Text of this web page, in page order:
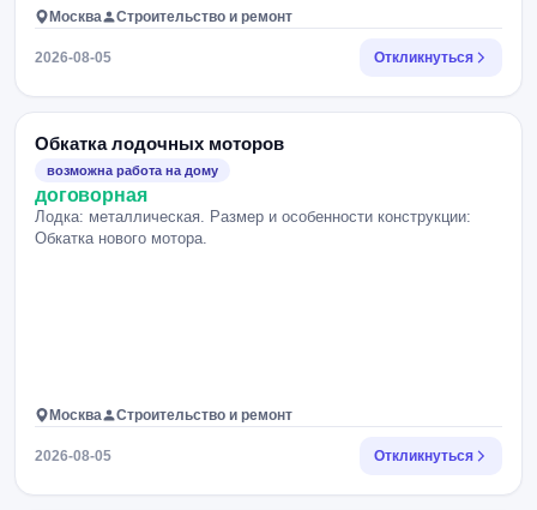
Москва Строительство и ремонт
2026-08-05 Откликнуться
Обкатка лодочных моторов
возможна работа на дому
договорная
Лодка: металлическая. Размер и особенности конструкции:
Обкатка нового мотора.
Москва Строительство и ремонт
2026-08-05 Откликнуться